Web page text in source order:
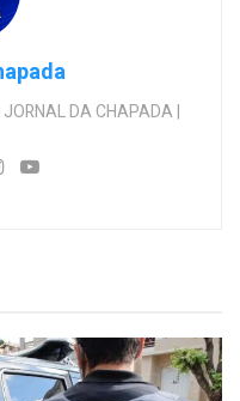
DA CHAPADA |